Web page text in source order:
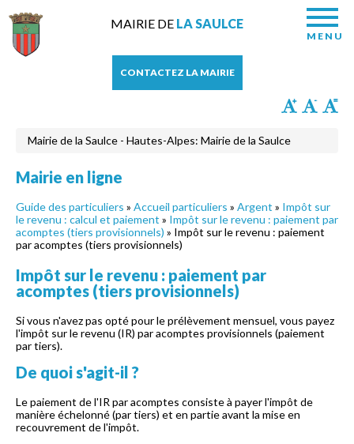
MAIRIE DE LA SAULCE
MENU
CONTACTEZ LA MAIRIE
Mairie de la Saulce - Hautes-Alpes: Mairie de la Saulce
Mairie en ligne
Guide des particuliers » Accueil particuliers » Argent » Impôt sur
le revenu : calcul et paiement » Impôt sur le revenu : paiement par
acomptes (tiers provisionnels) » Impôt sur le revenu : paiement
par acomptes (tiers provisionnels)
Impôt sur le revenu : paiement par
acomptes (tiers provisionnels)
Si vous n'avez pas opté pour le prélèvement mensuel, vous payez
l'impôt sur le revenu (IR) par acomptes provisionnels (paiement
par tiers).
De quoi s'agit-il ?
Le paiement de l'IR par acomptes consiste à payer l'impôt de
manière échelonné (par tiers) et en partie avant la mise en
recouvrement de l'impôt.